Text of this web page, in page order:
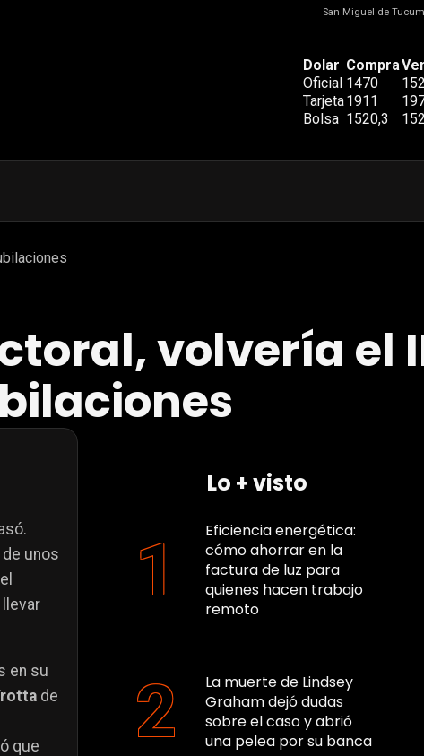
San Miguel de
Dolar Compra
Oficial 1470
Tarjeta1911
Bolsa 1520,3
volvería el
unos
en su
de
que
Lo + visto
Eficiencia energética:
cómo ahorrar en la
factura de luz para
quienes hacen trabajo
remoto
La muerte de Lindsey
Graham dejó dudas
sobre el caso y abrió
una pelea por su banca